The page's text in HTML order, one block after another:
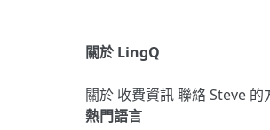
關於 LingQ
關於 收費資訊聯絡Steve 的
熱門語言